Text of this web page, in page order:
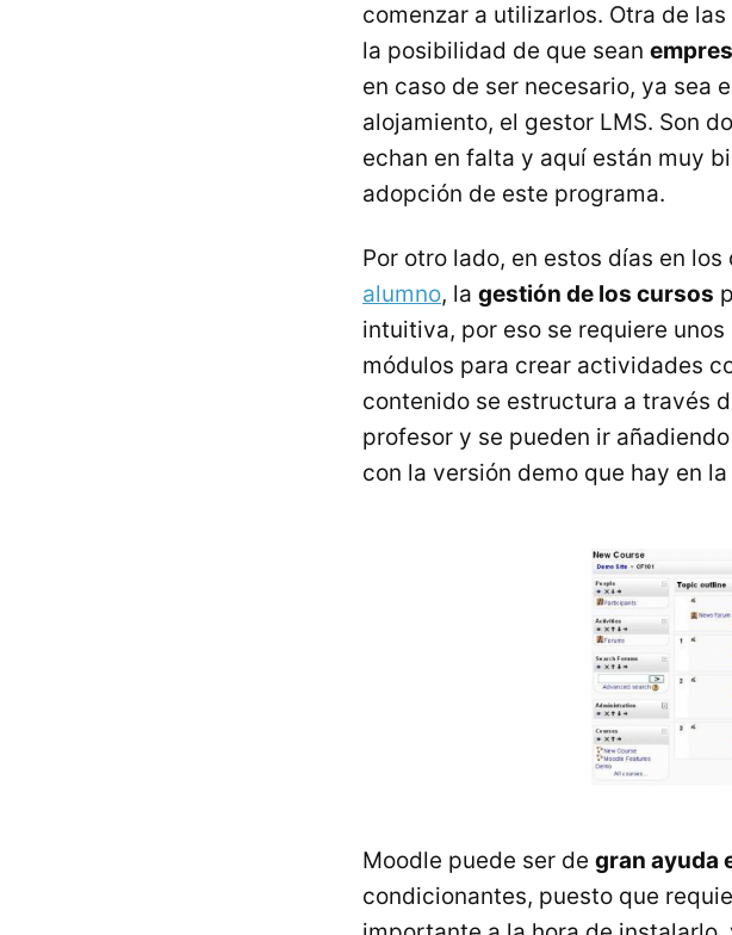
comenzar a utilizarlos. Otra de
la posibilidad de que sean
en caso de ser necesario, ya sea
alojamiento, el gestor LMS. Son
echan en falta y aquí están muy
adopción de este programa.
Por otro lado, en estos días en
alumno, la gestión de los cursos
intuitiva, por eso se requiere
módulos para crear actividades
contenido se estructura a través
profesor y se pueden ir
con la versión demo que hay en
Moodle puede ser de gran ayuda
condicionantes, puesto que